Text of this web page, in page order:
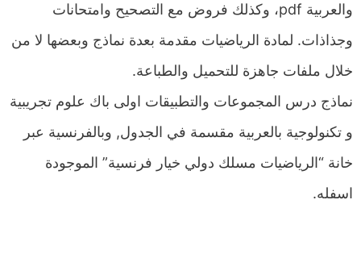
والعربية pdf، وكذلك فروض مع التصحيح وامتحانات
وجذاذات. لمادة الرياضيات مقدمة بعدة نماذج وبعضها لا من
خلال ملفات جاهزة للتحميل والطباعة.
نماذج درس المجموعات والتطبيقات اولى باك علوم تجريبية
و تكنولوجية بالعربية مقسمة في الجدول, وبالفرنسية عبر
خانة “الرياضيات مسلك دولي خيار فرنسية” الموجودة
اسفله.